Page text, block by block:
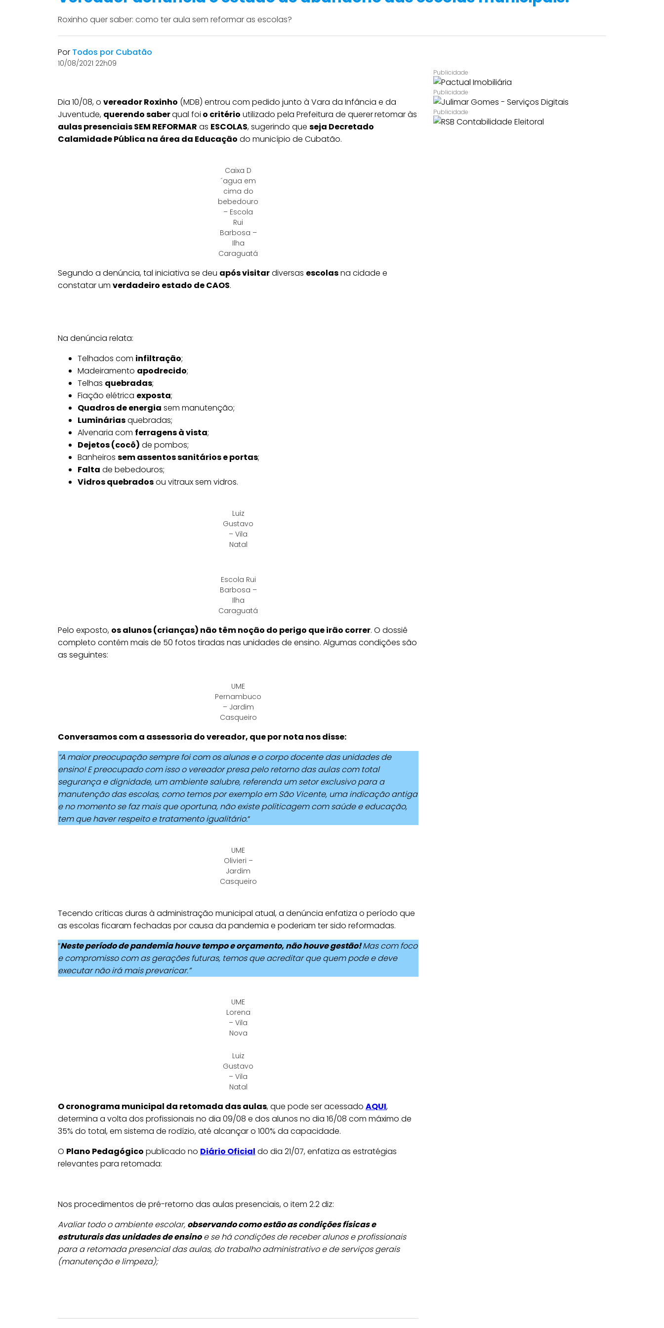
Roxinho quer saber: como ter aula sem reformar as escolas?
Por Todos por Cubatão
10/08/2021 22h09
Dia 10/08, o vereador Roxinho (MDB) entrou com pedido junto à Vara da Infância e da
Juventude, querendo saberqual foi o critério utilizado pela Prefeitura de quererretomar às
aulas presenciais SEM REFORMAR as ESCOLAS, sugerindo que seja Decretado
Calamidade Pública na área da Educação do município de Cubatão.
Caixa D
´agua em
cima do
bebedouro
– Escola
Rui
Barbosa –
Ilha
Caraguatá
Segundo a denúncia, tal iniciativa se deu após visitardiversas escolasna cidade e
constatar um verdadeiro estado de CAOS.
Na denúncia relata:
Telhados com infiltração;
Madeiramento apodrecido;
Telhas quebradas;
Fiação elétrica exposta;
Quadros de energia sem manutenção;
Lumináriasquebradas;
Alvenaria com ferragens à vista;
Dejetos (cocô) de pombos;
Banheiros sem assentos sanitários e portas;
Falta de bebedouros;
Vidros quebradosou vitraux sem vidros.
Luiz
Gustavo
– Vila
Natal
Escola Rui
Barbosa –
Ilha
Caraguatá
Pelo exposto, os alunos (crianças) não têm noção do perigo que irão correr. O dossiê
completo contém mais de 50 fotos tiradas nas unidades de ensino. Algumas condições são
as seguintes:
UME
Pernambuco
– Jardim
Casqueiro
Conversamos com a assessoria do vereador, que por nota nos disse:
“A maior preocupação sempre foi com os alunos e o corpo docente das unidades de
ensino! E preocupado com isso o vereador presa pelo retorno das aulas com total
segurança e dignidade, um ambiente salubre, referenda um setor exclusivo para a
manutenção das escolas, como temos por exemplo em São Vicente, uma indicação antiga
e no momento se faz mais que oportuna, não existe politicagem com saúde e educação,
tem que haver respeito e tratamento igualitário.“
UME
Olivieri –
Jardim
Casqueiro
Tecendo críticas duras à administração municipal atual, a denúncia enfatiza o período que
as escolas ficaram fechadas por causa da pandemia e poderiam ter sido reformadas.
“Neste período de pandemia houve tempo e orçamento, não houve gestão!Mas com foco
e compromisso com as gerações futuras, temos que acreditar que quem pode e deve
executar não irá mais prevaricar.”
UME
Lorena
– Vila
Nova
Luiz
Gustavo
– Vila
Natal
O cronograma municipal da retomada das aulas, que pode ser acessado AQUI,
determina a volta dos profissionais no dia 09/08 e dos alunos no dia 16/08 com máximo de
35% do total, em sistema de rodízio, até alcançar o 100% da capacidade.
O Plano Pedagógico publicado no Diário Oficial do dia 21/07, enfatiza as estratégias
relevantes para retomada:
Nos procedimentos de pré-retorno das aulas presenciais, o item 2.2 diz:
Avaliar todo o ambiente escolar, observando como estão as condições físicas e
estruturais das unidades de ensinoe se há condições de receber alunos e profissionais
para a retomada presencial das aulas, do trabalho administrativo e de serviços gerais
(manutenção e limpeza);